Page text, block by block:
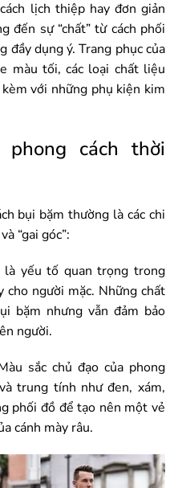
lịch thiệp hay đơn giản
đến sự “chất” từ cách phối
đầy dụng ý. Trang phục của
màu tối, các loại chất liệu
với những phụ kiện kim
cách thời
bụi bặm thường là các chi
“gai góc”:
là yếu tố quan trọng trong
cho người mặc. Những chất
bặm nhưng vẫn đảm bảo
người.
sắc chủ đạo của phong
trung tính như đen, xám,
phối đồ để tạo nên một vẻ
cánh mày râu.